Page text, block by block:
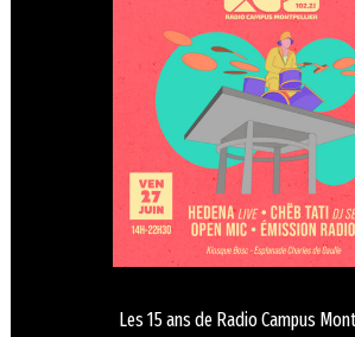
Les 15 ans de Radio Campus